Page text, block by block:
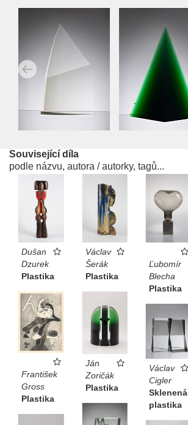
Související díla
podle názvu, autora / autorky, tagů...
Dušan
Dzurek
Plastika
Václav
Šerák
Plastika
Ľubomír
Blecha
Plastika
František
Gross
Plastika
Ján
Zoričák
Plastika
Václav
Cigler
Sklenená
plastika